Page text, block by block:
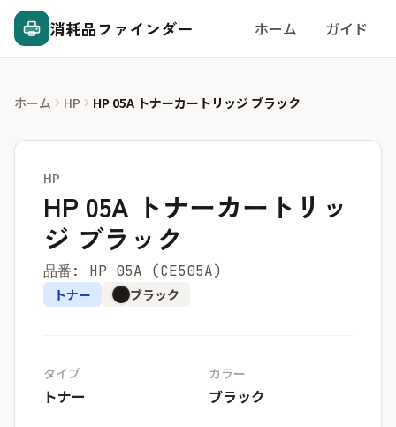
消耗品ファインダー ホーム ガイド
ホーム HP HP 05A トナーカートリッジ ブラック
HP
HP 05A トナーカートリッ
ジ ブラック
品番: HP 05A (CE505A)
トナー ブラック
タイプ
トナー
カラー
ブラック